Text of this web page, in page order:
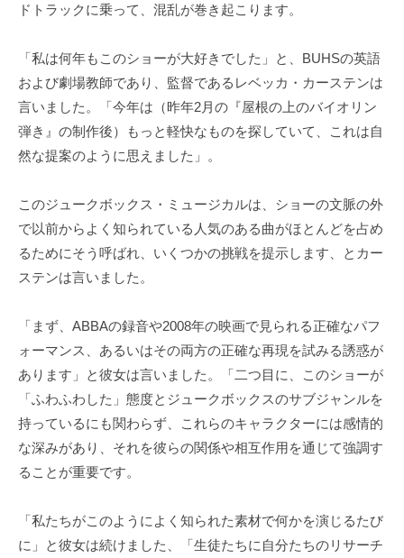
ドトラックに乗って、混乱が巻き起こります。
「私は何年もこのショーが大好きでした」と、BUHSの英語
および劇場教師であり、監督であるレベッカ・カーステンは
言いました。「今年は（昨年2月の『屋根の上のバイオリン
弾き』の制作後）もっと軽快なものを探していて、これは自
然な提案のように思えました」。
このジュークボックス・ミュージカルは、ショーの文脈の外
で以前からよく知られている人気のある曲がほとんどを占め
るためにそう呼ばれ、いくつかの挑戦を提示します、とカー
ステンは言いました。
「まず、ABBAの録音や2008年の映画で見られる正確なパフ
ォーマンス、あるいはその両方の正確な再現を試みる誘惑が
あります」と彼女は言いました。「二つ目に、このショーが
「ふわふわした」態度とジュークボックスのサブジャンルを
持っているにも関わらず、これらのキャラクターには感情的
な深みがあり、それを彼らの関係や相互作用を通じて強調す
ることが重要です。
「私たちがこのようによく知られた素材で何かを演じるたび
に」と彼女は続けました、「生徒たちに自分たちのリサーチ